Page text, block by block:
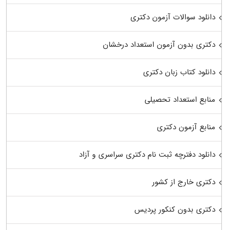
دانلود سوالات آزمون دکتری
دکتری بدون آزمون استعداد درخشان
دانلود کتاب زبان دکتری
منابع استعداد تحصیلی
منابع آزمون دکتری
دانلود دفترچه ثبت نام دکتری سراسری و آزاد
دکتری خارج از کشور
دکتری بدون کنکور پردیس